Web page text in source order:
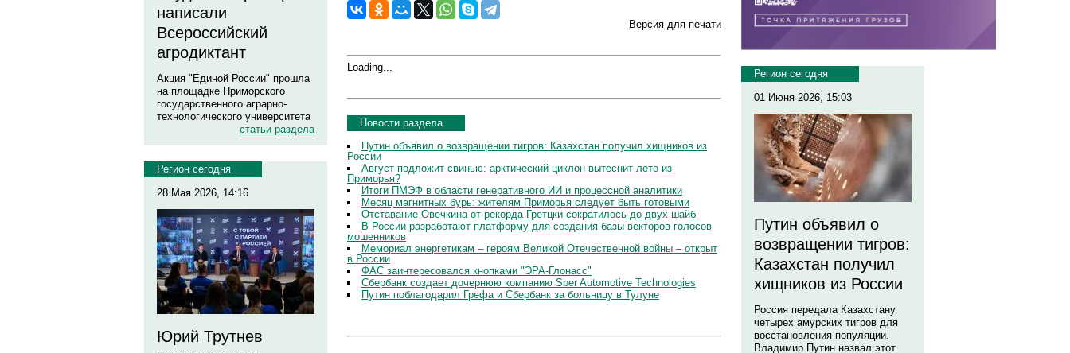
написали
Всероссийский
агродиктант
Акция "Единой России" прошла
на площадке Приморского
государственного аграрно-
технологического университета
статьи раздела
Регион сегодня
28 Мая 2026, 14:16
Юрий Трутнев
Версия для печати
Loading...
Новости раздела
Путин объявил о возвращении тигров: Казахстан получил хищников из
России
Август подложит свинью: арктический циклон вытеснит лето из
Приморья?
Итоги ПМЭФ в области генеративного ИИ и процессной аналитики
Месяц магнитных бурь: жителям Приморья следует быть готовыми
Отставание Овечкина от рекорда Гретцки сократилось до двух шайб
В России разработают платформу для создания базы векторов голосов
мошенников
Мемориал энергетикам – героям Великой Отечественной войны – открыт
в России
ФАС заинтересовался кнопками "ЭРА-Глонасс"
Сбербанк создает дочернюю компанию Sber Automotive Technologies
Путин поблагодарил Грефа и Сбербанк за больницу в Тулуне
Регион сегодня
01 Июня 2026, 15:03
Путин объявил о
возвращении тигров:
Казахстан получил
хищников из России
Россия передала Казахстану
четырех амурских тигров для
восстановления популяции.
Владимир Путин назвал этот